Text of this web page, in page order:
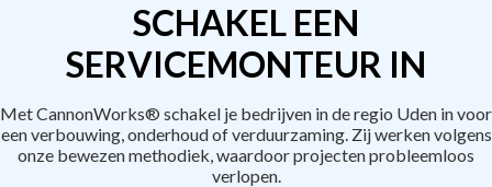
SCHAKEL EEN
SERVICEMONTEUR IN
Met CannonWorks® schakel je bedrijven in de regio Uden in voor
een verbouwing, onderhoud of verduurzaming. Zij werken volgens
onze bewezen methodiek, waardoor projecten probleemloos
verlopen.